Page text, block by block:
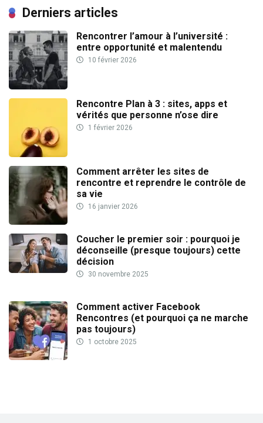
Derniers articles
Rencontrer l’amour à l’université :
entre opportunité et malentendu
10 février 2026
Rencontre Plan à 3 : sites, apps et
vérités que personne n’ose dire
1 février 2026
Comment arrêter les sites de
rencontre et reprendre le contrôle de
sa vie
16 janvier 2026
Coucher le premier soir : pourquoi je
déconseille (presque toujours) cette
décision
30 novembre 2025
Comment activer Facebook
Rencontres (et pourquoi ça ne marche
pas toujours)
1 octobre 2025